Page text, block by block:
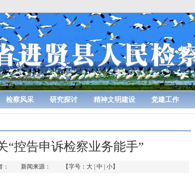
检察风采 研究探讨 精神文明建设 党建工作
“控告申诉检察业务能手”
： 新闻来源： 【字号： 大 中 小】